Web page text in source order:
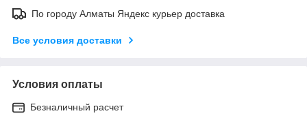
По городу Алматы Яндекс курьер доставка
Все условия доставки
Условия оплаты
Безналичный расчет